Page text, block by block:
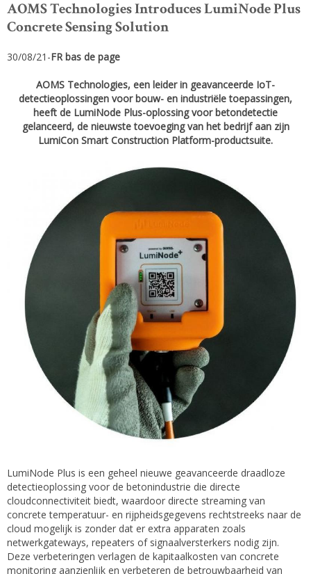
AOMS Technologies Introduces LumiNode Plus
Concrete Sensing Solution
30/08/21-FR bas de page
AOMS Technologies, een leider in geavanceerde IoT-
detectieoplossingen voor bouw- en industriële toepassingen,
heeft de LumiNode Plus-oplossing voor betondetectie
gelanceerd, de nieuwste toevoeging van het bedrijf aan zijn
LumiCon Smart Construction Platform-productsuite.
LumiNode Plus is een geheel nieuwe geavanceerde draadloze
detectieoplossing voor de betonindustrie die directe
cloudconnectiviteit biedt, waardoor directe streaming van
concrete temperatuur- en rijpheidsgegevens rechtstreeks naar de
cloud mogelijk is zonder dat er extra apparaten zoals
netwerkgateways, repeaters of signaalversterkers nodig zijn.
Deze verbeteringen verlagen de kapitaalkosten van concrete
monitoring aanzienlijk en verbeteren de betrouwbaarheid van